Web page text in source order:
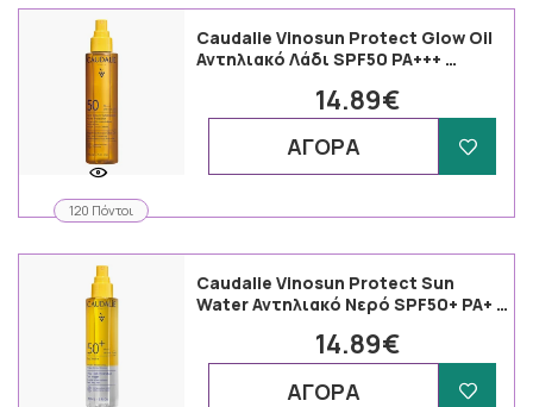
120 Πόντοι
Caudalie Vinosun Protect Glow Oil
Αντηλιακό Λάδι SPF50 PA+++ …
14.89€
ΑΓΟΡΑ
Caudalie Vinosun Protect Sun
Water Αντηλιακό Νερό SPF50+ PA+ …
14.89€
ΑΓΟΡΑ